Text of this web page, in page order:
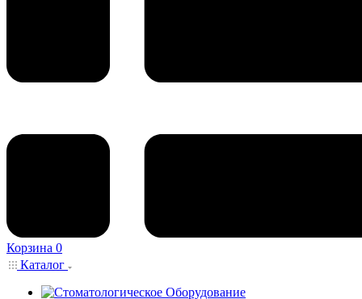
Корзина 0
Каталог